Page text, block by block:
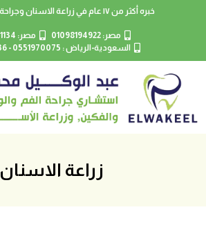
خبره أكثر من ١٧ عام في زراعة الاسنان وجراحة الوجه والفكين
مصر: 01098194922
مصر: 01024061134
السعودية-الرياض : 0551970075 - 0539033436
زراعة الاسنان